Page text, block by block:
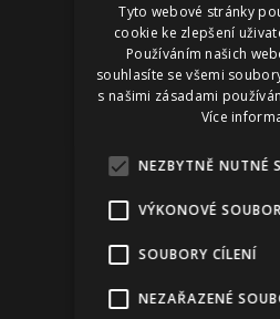
Tyto webové stránky
cookie ke zlepšení
Používáním našich
souhlasíte se všemi
s našimi zásadami
Více
NEZBYTNĚ NUTNÉ
VÝKONOVÉ
SOUBORY CÍLENÍ
NEZAŘAZENÉ